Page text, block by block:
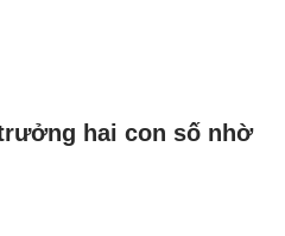
hai con số nhờ